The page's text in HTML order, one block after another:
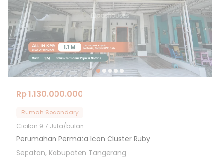
Rp 1.130.000.000
Rumah Secondary
Cicilan 9.7 Juta/bulan
Perumahan Permata Icon Cluster Ruby
Sepatan, Kabupaten Tangerang